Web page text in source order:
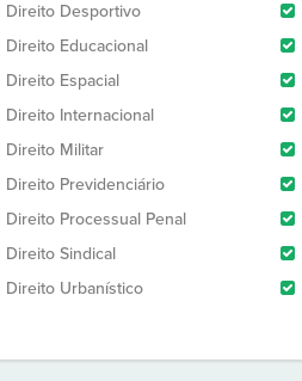
Direito Desportivo
Direito Educacional
Direito Espacial
Direito Internacional
Direito Militar
Direito Previdenciário
Direito Processual Penal
Direito Sindical
Direito Urbanístico